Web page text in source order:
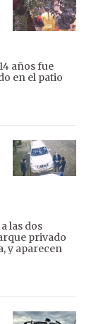
años fue
en el patio
las dos
privado
y aparecen